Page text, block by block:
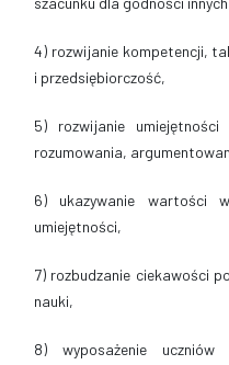
4) rozwijanie kompetencji,
i przedsiębiorczość,
5) rozwijanie umiejętności
rozumowania,
6) ukazywanie wartości
umiejętności,
7) rozbudzanie ciekawości
nauki,
8) wyposażenie